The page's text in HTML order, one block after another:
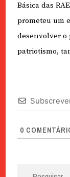
Básica das
prometeu um
desenvolver o
patriotismo,
0